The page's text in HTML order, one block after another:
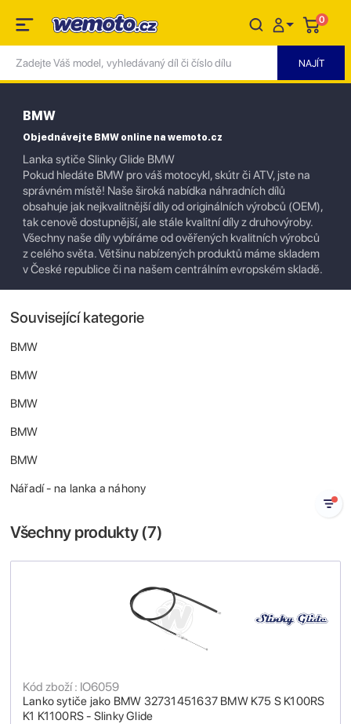
0
BMW
Objednávejte BMW online na wemoto.cz
Lanka sytiče Slinky Glide BMW
Pokud hledáte BMW pro váš motocykl, skútr či ATV, jste na
správném místě! Naše široká nabídka náhradních dílů
obsahuje jak nejkvalitnější díly od originálních výrobců (OEM),
tak cenově dostupnější, ale stále kvalitní díly z druhovýroby.
Všechny naše díly vybíráme od ověřených kvalitních výrobců
z celého světa. Většinu nabízených produktů máme skladem
v České republice či na našem centrálním evropském skladě.
Související kategorie
BMW
BMW
BMW
BMW
BMW
Nářadí - na lanka a náhony
Všechny produkty (7)
Lanko sytiče jako BMW 32731451637 BMW K75 S K100RS
K1 K1100RS - Slinky Glide
Kód zboží : IO6059